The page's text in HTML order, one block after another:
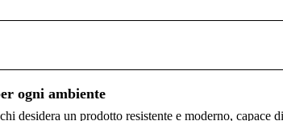
ogni ambiente
desidera un prodotto resistente e moderno, capace